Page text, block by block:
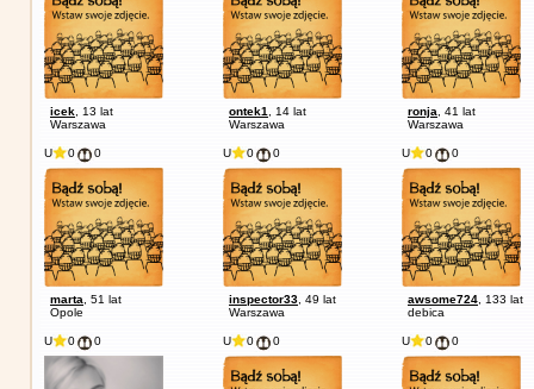
icek , 13 lat
Warszawa
ontek1
, 14 lat
Warszawa
ronja , 41 lat
Warszawa
U 0 0
marta , 51 lat
Opole
U 0 0
inspector33 , 49 lat
Warszawa
U 0 0
awsome724 , 133 lat
debica
U 0 0 U 0 0 U 0 0